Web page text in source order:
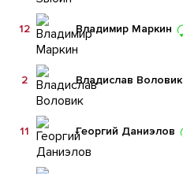
Владимир Маркин
12
Владислав Воловик
2
Георгий Даниэлов
11